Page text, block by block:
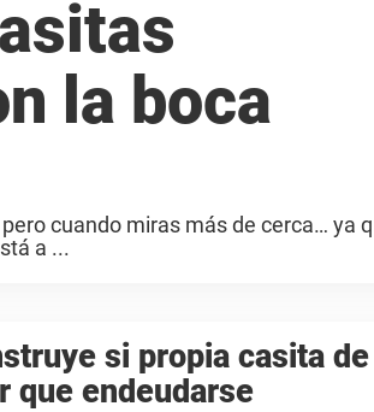
la boca
cuando miras más de cerca… ya
a ...
si propia casita
que endeudarse